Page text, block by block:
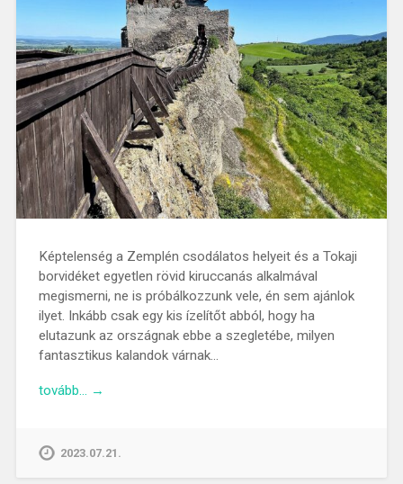
Képtelenség a Zemplén csodálatos helyeit és a Tokaji
borvidéket egyetlen rövid kiruccanás alkalmával
megismerni, ne is próbálkozzunk vele, én sem ajánlok
ilyet. Inkább csak egy kis ízelítőt abból, hogy ha
elutazunk az országnak ebbe a szegletébe, milyen
fantasztikus kalandok várnak…
tovább… →
2023.07.21.